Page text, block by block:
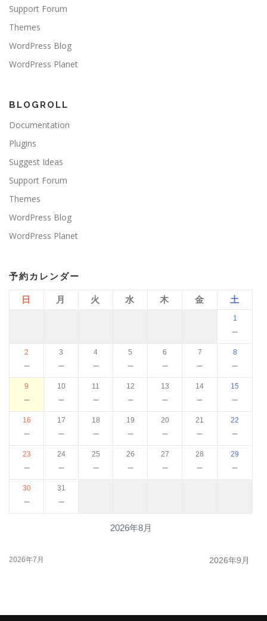
Support Forum
Themes
WordPress Blog
WordPress Planet
BLOGROLL
Documentation
Plugins
Suggest Ideas
Support Forum
Themes
WordPress Blog
WordPress Planet
予約カレンダー
2026年8月
日 月 火 水 木 金 土
1
－
2
－
3
－
4
－
5
－
6
－
7
－
8
－
9
－
10
－
11
－
12
－
13
－
14
－
15
－
16
－
17
－
18
－
19
－
20
－
21
－
22
－
23
－
24
－
25
－
26
－
27
－
28
－
29
－
30
－
31
－
2026年7月 2026年9月